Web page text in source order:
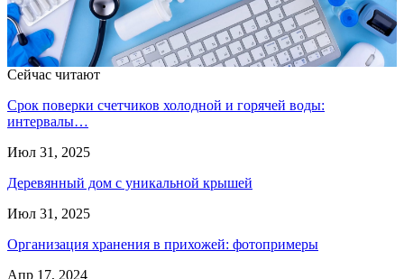
Сейчас читают
Срок поверки счетчиков холодной и горячей воды:
интервалы…
Июл 31, 2025
Деревянный дом с уникальной крышей
Июл 31, 2025
Организация хранения в прихожей: фотопримеры
Апр 17, 2024